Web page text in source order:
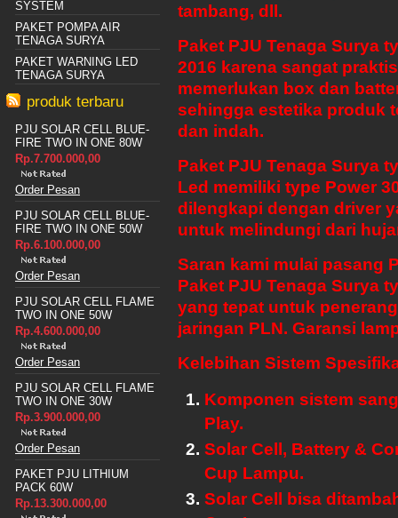
SYSTEM
PAKET POMPA AIR
TENAGA SURYA
PAKET WARNING LED
TENAGA SURYA
produk terbaru
PJU SOLAR CELL BLUE-
FIRE TWO IN ONE 80W
Rp.7.700.000,00
Order Pesan
PJU SOLAR CELL BLUE-
FIRE TWO IN ONE 50W
Rp.6.100.000,00
Order Pesan
PJU SOLAR CELL FLAME
TWO IN ONE 50W
Rp.4.600.000,00
Order Pesan
PJU SOLAR CELL FLAME
TWO IN ONE 30W
Rp.3.900.000,00
Order Pesan
PAKET PJU LITHIUM
PACK 60W
Rp.13.300.000,00
tambang, dll.
Paket PJU Tenaga Surya
2016 karena sangat
memerlukan box dan
sehingga estetika produk
dan indah.
Paket PJU Tenaga Surya
Led memiliki type Power
dilengkapi dengan driver
untuk melindungi dari
Saran kami mulai pasang
Paket PJU Tenaga Surya
yang tepat untuk
jaringan PLN. Garansi
Kelebihan Sistem
Komponen sistem
Play.
Solar Cell, Battery &
Cup Lampu.
Solar Cell bisa